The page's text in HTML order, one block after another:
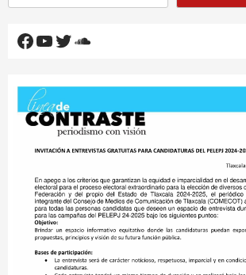
Facebook
YouTube
Twitter
SoundCloud